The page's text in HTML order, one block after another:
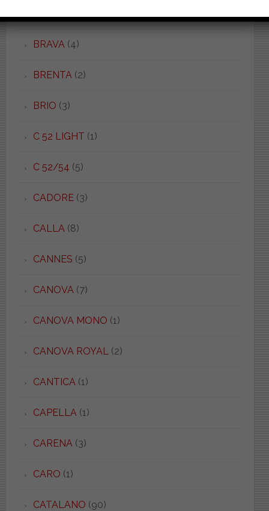
BRAVA (4)
BRENTA (2)
BRIO (3)
C 52 LIGHT (1)
C 52/54 (5)
CADORE(3)
CALLA (8)
CANNES (5)
CANOVA (7)
CANOVA MONO (1)
CANOVA ROYAL (2)
CANTICA (1)
CAPELLA (1)
CARENA (3)
CARO (1)
CATALANO (90)